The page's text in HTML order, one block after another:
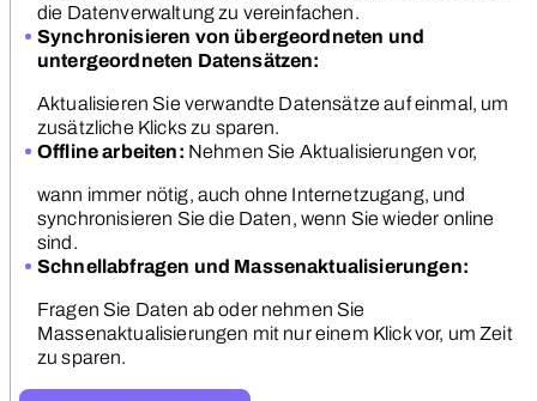
die Datenverwaltung zu vereinfachen.
Synchronisieren von übergeordneten und
untergeordneten Datensätzen:
Aktualisieren Sie verwandte Datensätze auf einmal, um
zusätzliche Klicks zu sparen.
Offline arbeiten: Nehmen Sie Aktualisierungen vor,
wann immer nötig, auch ohne Internetzugang, und
synchronisieren Sie die Daten, wenn Sie wieder online
sind.
Schnellabfragen und Massenaktualisierungen:
Fragen Sie Daten ab oder nehmen Sie
Massenaktualisierungen mit nur einem Klick vor, um Zeit
zu sparen.